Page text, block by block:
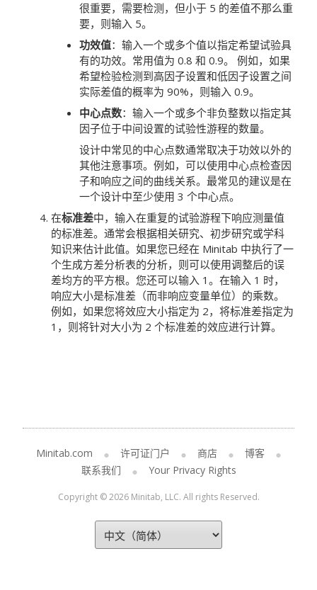
很重要，需要检测，但小于 5 的差值不那么重
要，则输入 5。
功效值： 输入一个或多个值以指定希望试验具
有的功效。 常用值为 0.8 和 0.9。
例如，如果
希望检验检测到高因子设置和低因子设置之间
实际差值的概率为 90%，则输入 0.9。
中心点数：输入一个或多个非负整数以指定其
因子位于中间设置的试验性游程的数量。
设计中常见的中心点数通常取决于功效以外的
其他注意事项。例如，可以使用中心点检查因
子和响应之间的曲线关系。最常见的建议是在
一个设计中至少使用 3 个中心点。
在标准差中，输入在重复的试验游程下响应测量值
的标准差。通常会根据相关研究、初步研究或学科
知识来估计此值。如果您已经在 Minitab 中执行了一
个生成方差分析表的分析，则可以使用调整后的误
差均方的平方根。您还可以输入 1。在输入 1 时，
响应大小是标准差（而非响应变量单位）的乘数。
例如，如果您将效应大小指定为 2，将标准差指定为
1，则将针对大小为 2 个标准差的效应进行计算。
Minitab.com 许可证门户 商店
博客
联系我们
Your Privacy Rights
Copyright © 2026 Minitab, LLC. All rights Reserved.